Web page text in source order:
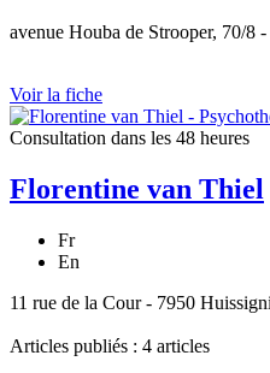
avenue Houba de Strooper, 70/8
Voir la fiche
Consultation dans les 48 heures
Florentine van Thiel
Fr
En
11 rue de la Cour - 7950
Articles publiés : 4 articles